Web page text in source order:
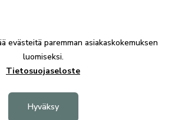
evästeitä paremman asiakaskokemuksen
luomiseksi.
Tietosuojaseloste
Hyväksy